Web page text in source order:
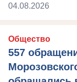
04.08.2026
Общество
557